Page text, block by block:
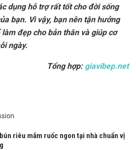
dụng hỗ trợ rất tốt cho đời sống
bạn. Vì vậy, bạn nên tận hưởng
đẹp cho bản thân và giúp cơ
ngày.
Tổng hợp: giavibep.net
riêu mắm ruốc ngon tại nhà chuẩn vị